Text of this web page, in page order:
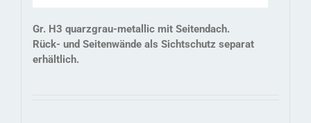
Gr. H3 quarzgrau-metallic mit Seitendach.
Rück- und Seitenwände als Sichtschutz separat
erhältlich.